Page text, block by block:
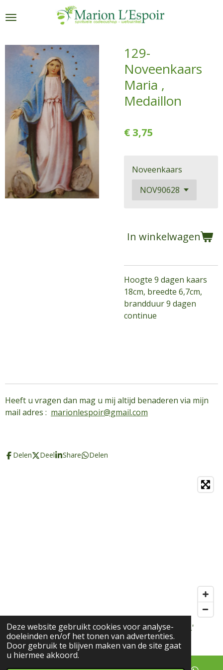
Deze website gebruikt cookies voor analyse-
doeleinden en/of het tonen van advertenties.
Door gebruik te blijven maken van de site gaat
u hiermee akkoord.
direct
de
hoofdinhoud
129-
Noveenkaars
Maria ,
Medaillon
€ 3,75
Noveenkaars
In winkelwagen
Hoogte 9 dagen kaars
18cm, breedte 6,7cm,
brandduur 9 dagen
continue
Heeft u vragen dan mag u mij altijd benaderen via mijn
mail adres : marionlespoir@gmail.com
Delen Deel Share Delen
© 2018 - 2022 Spirituele cadeaushop Marion Vdf L'
Espoir